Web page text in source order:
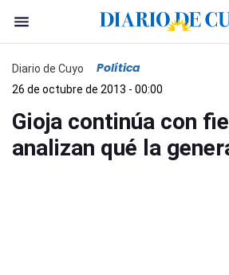
Diario de Cuyo Política
26 de octubre de 2013 - 00:00
Gioja continúa con
analizan qué la